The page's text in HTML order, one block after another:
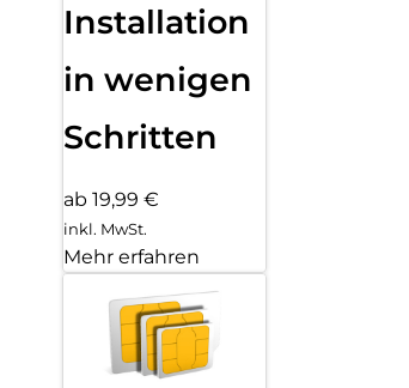
Installation
in wenigen
Schritten
ab 19,99 €
inkl. MwSt.
Mehr erfahren